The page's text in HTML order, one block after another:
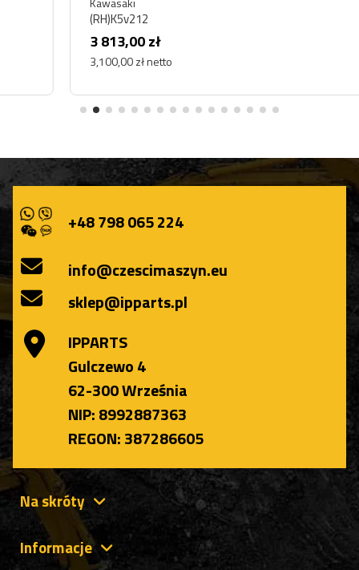
3 813,00 zł
3,100,00 zł netto
+48 798 065 224
info@czescimaszyn.eu
sklep@ipparts.pl
IPPARTS
Gulczewo 4
62-300 Września
NIP: 8992887363
REGON: 387286605
Na skróty
Informacje